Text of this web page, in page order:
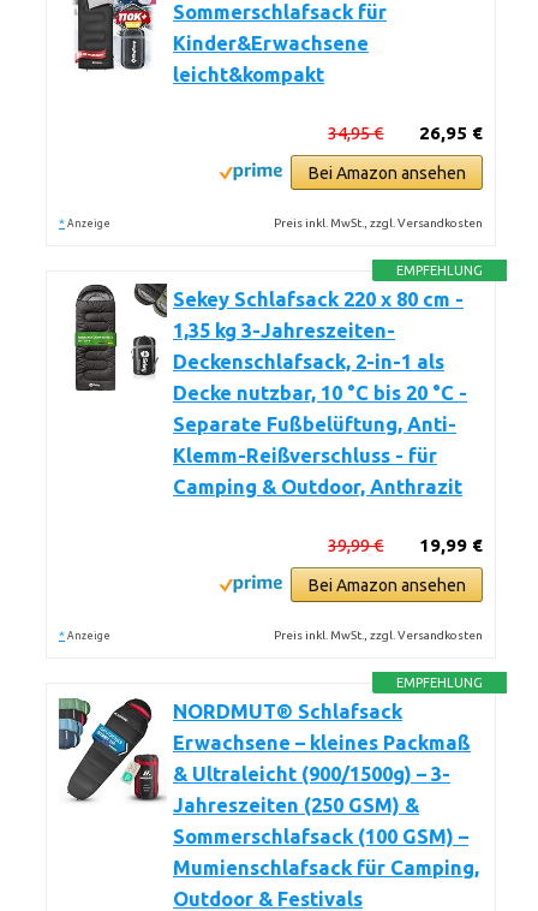
Sommerschlafsack für
Kinder&Erwachsene
leicht&kompakt
26,95 €
34,95 €
Bei Amazon ansehen
* Anzeige Preis inkl. MwSt., zzgl. Versandkosten
EMPFEHLUNG
Sekey Schlafsack 220 x 80 cm -
1,35 kg 3-Jahreszeiten-
Deckenschlafsack, 2-in-1 als
Decke nutzbar, 10 °C bis 20 °C -
Separate Fußbelüftung, Anti-
Klemm-Reißverschluss - für
Camping & Outdoor, Anthrazit
19,99 €
39,99 €
Bei Amazon ansehen
* Anzeige Preis inkl. MwSt., zzgl. Versandkosten
EMPFEHLUNG
NORDMUT® Schlafsack
Erwachsene – kleines Packmaß
& Ultraleicht (900/1500g) – 3-
Jahreszeiten (250 GSM) &
Sommerschlafsack (100 GSM) –
Mumienschlafsack für Camping,
Outdoor & Festivals